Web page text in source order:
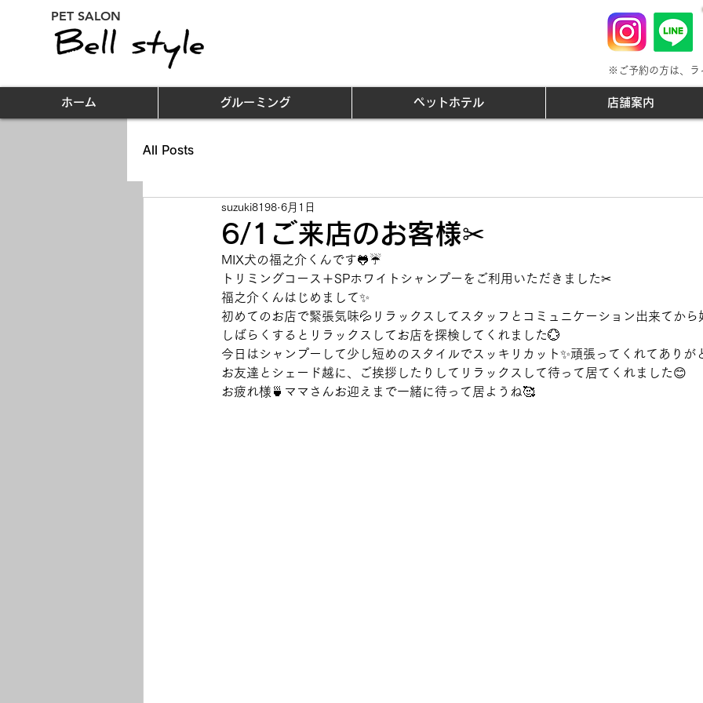
PET SALON
※ご予約の方は、ラ
ホーム グルーミング ペットホテル 店舗案内
All Posts
6/1ご来店のお客様✂
suzuki8198 6月1日
MIX犬の福之介くんです🐸☔
トリミングコース＋SPホワイトシャンプーをご利用いただきました✂
福之介くんはじめまして✨
初めてのお店で緊張気味💦リラックスしてスタッフとコミュニケーション出来てから
しばらくするとリラックスしてお店を探検してくれました💮
今日はシャンプーして少し短めのスタイルでスッキリカット✨頑張ってくれてありが
お友達とシェード越に、ご挨拶したりしてリラックスして待って居てくれました😊
お疲れ様🍵ママさんお迎えまで一緒に待って居ようね🥰